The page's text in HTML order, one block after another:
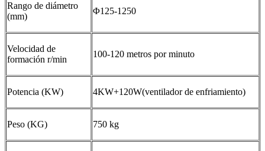
Rango de diámetro
(mm)
Φ125-1250
Velocidad de
formación r/min
100-120 metros por minuto
Potencia (KW) 4KW+120W(ventilador de enfriamiento)
Peso (KG) 750 kg